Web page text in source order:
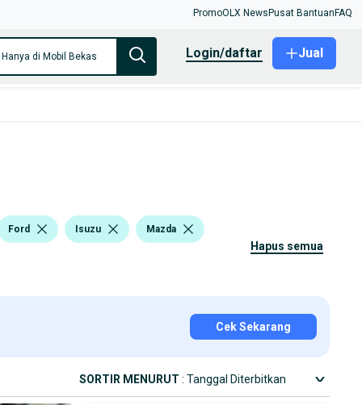
PromoOLX News Pusat Bantuan FAQ
Hanya di Mobil Bekas login/daftar Jual
Ford Isuzu Mazda
hapus semua
Cek Sekarang
SORTIR MENURUT : Tanggal Diterbitkan